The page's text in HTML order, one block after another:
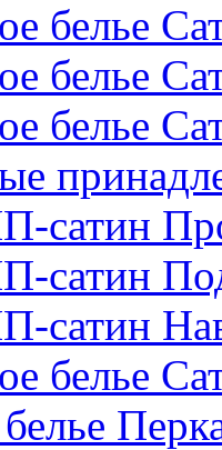
белье
белье
белье
сатин
сатин
сатин
белье